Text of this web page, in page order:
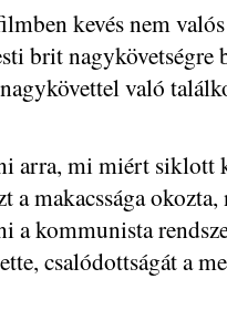
kevés nem
brit
való
arra, mi miért siklott
a makacssága
a kommunista
csalódottságát a